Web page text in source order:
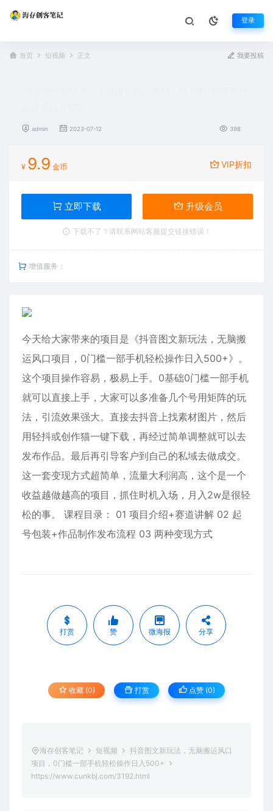
登录
首页 短视频 正文 我要投稿
admin 2023-07-12 398
¥ 9.9 金币 VIP折扣
立即下载 升级会员
下载不了？请联系网站客服提交链接错误！
增值服务：
今天给大家带来的项目是《抖音图文新玩法，无脑搬
运风口项目，0门槛一部手机轻松操作日入500+》。
这个项目操作容易，极易上手。0基础0门槛一部手机
就可以直接上手，大家可以多准备几个号用矩阵的玩
法，引流效果强大。直接去抖音上找素材图片，然后
用轻抖或创作猫一键下载，再经过简单调整就可以去
发布作品。最后再引导客户到自己的私域去做成交。
这一套变现方式超简单，流量大利润高，这个是一个
收益越做越高的项目，抓住时机入场，月入2w是很轻
松的事。 课程目录： 01 项目介绍+赛道讲解 02 起
号包装+作品制作发布流程 03 两种变现方式
打赏 赞 微海报 分享
收藏 (0) 打赏 点赞 (0)
海存创客笔记 短视频
抖音图文新玩法，无脑搬运风口
项目，0门槛一部手机轻松操作日入500+
https://www.cunkbj.com/3192.html